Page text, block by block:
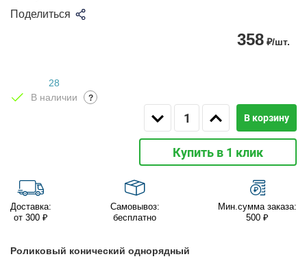
Поделиться
358 ₽/шт.
28
В наличии
?
В корзину
Купить в 1 клик
Доставка:
от 300 ₽
Самовывоз:
бесплатно
Мин.сумма заказа:
500 ₽
Роликовый конический однорядный